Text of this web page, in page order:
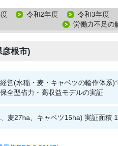
令和2年度 令和3年度
労働力不足の
彦根市)
営(水稲・麦・キャベツの輪作体系
全型省力・高収益モデルの実証
麦27ha、キャベツ15ha) 実証面積